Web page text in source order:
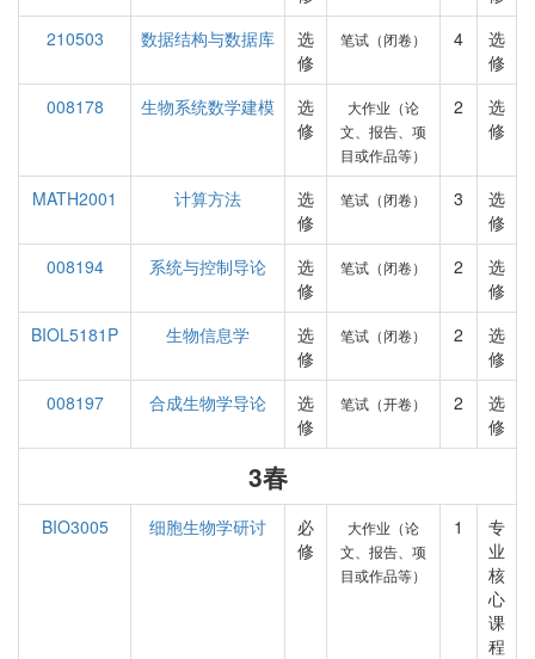
210503
数据结构与数据库
选
修
笔试（闭卷） 4
选
修
008178
生物系统数学建模
选
修
大作业（论
文、报告、项
目或作品等）
2
选
修
MATH2001 计算方法
选
修
笔试（闭卷） 3
选
修
008194
系统与控制导论
选
修
笔试（闭卷） 2
选
修
BIOL5181P
生物信息学
选
修
笔试（闭卷） 2
选
修
008197
合成生物学导论
选
修
笔试（开卷） 2
选
修
3春
BIO3005 细胞生物学研讨
必
修
大作业（论
文、报告、项
目或作品等）
1
专
业
核
心
课
程